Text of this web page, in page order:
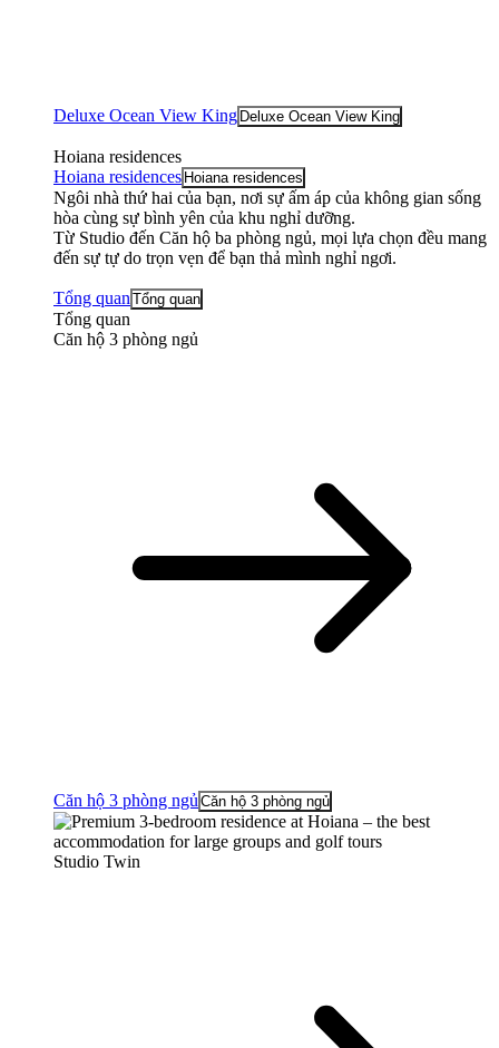
Deluxe Ocean View King Deluxe Ocean View King
Hoiana residences
Hoiana residences Hoiana residences
Ngôi nhà thứ hai của bạn, nơi sự ấm áp của không gian sống
hòa cùng sự bình yên của khu nghỉ dưỡng.
Từ Studio đến Căn hộ ba phòng ngủ, mọi lựa chọn đều mang
đến sự tự do trọn vẹn để bạn thả mình nghỉ ngơi.
Tổng quan Tổng quan
Tổng quan
Căn hộ 3 phòng ngủ
Căn hộ 3 phòng ngủ Căn hộ 3 phòng ngủ
Studio Twin